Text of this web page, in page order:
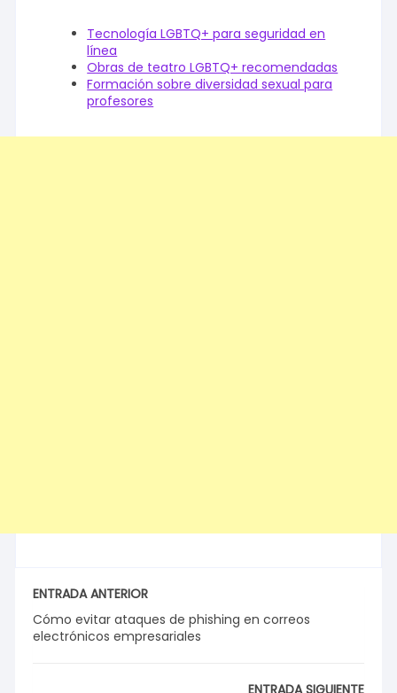
Tecnología LGBTQ+ para seguridad en
línea
Obras de teatro LGBTQ+ recomendadas
Formación sobre diversidad sexual para
profesores
ENTRADA ANTERIOR
Cómo evitar ataques de phishing en correos
electrónicos empresariales